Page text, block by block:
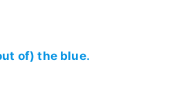
of) the blue.